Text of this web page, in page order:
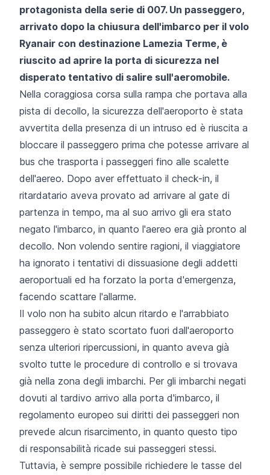
protagonista della serie di 007. Un passeggero,
arrivato dopo la chiusura dell'imbarco per il volo
Ryanair con destinazione Lamezia Terme, è
riuscito ad aprire la porta di sicurezza nel
disperato tentativo di salire sull'aeromobile.
Nella coraggiosa corsa sulla rampa che portava alla
pista di decollo, la sicurezza dell'aeroporto è stata
avvertita della presenza di un intruso ed è riuscita a
bloccare il passeggero prima che potesse arrivare al
bus che trasporta i passeggeri fino alle scalette
dell'aereo. Dopo aver effettuato il check-in, il
ritardatario aveva provato ad arrivare al gate di
partenza in tempo, ma al suo arrivo gli era stato
negato l'imbarco, in quanto l'aereo era già pronto al
decollo. Non volendo sentire ragioni, il viaggiatore
ha ignorato i tentativi di dissuasione degli addetti
aeroportuali ed ha forzato la porta d'emergenza,
facendo scattare l'allarme.
Il volo non ha subito alcun ritardo e l'arrabbiato
passeggero è stato scortato fuori dall'aeroporto
senza ulteriori ripercussioni, in quanto aveva già
svolto tutte le procedure di controllo e si trovava
già nella zona degli imbarchi. Per gli imbarchi negati
dovuti al tardivo arrivo alla porta d'imbarco, il
regolamento europeo sui diritti dei passeggeri non
prevede alcun risarcimento, in quanto questo tipo
di responsabilità ricade sui passeggeri stessi.
Tuttavia, è sempre possibile richiedere le tasse del